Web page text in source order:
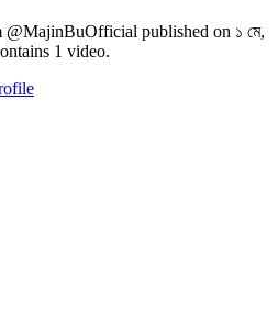
published on ১ মে,
1 video.